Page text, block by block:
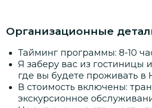
Организационные
Тайминг программы: 8-10
Я заберу вас из гостиницы
где вы будете проживать в
В стоимость включены:
экскурсионное